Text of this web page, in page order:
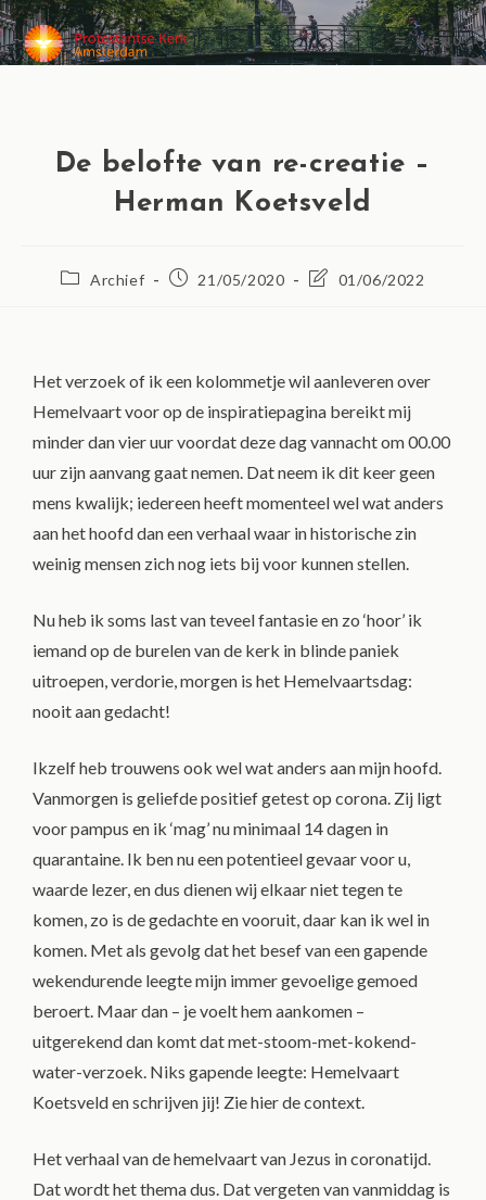
MENU
De belofte van re-creatie –
Herman Koetsveld
Archief 21/05/2020 01/06/2022
Het verzoek of ik een kolommetje wil aanleveren over
Hemelvaart voor op de inspiratiepagina bereikt mij
minder dan vier uur voordat deze dag vannacht om 00.00
uur zijn aanvang gaat nemen. Dat neem ik dit keer geen
mens kwalijk; iedereen heeft momenteel wel wat anders
aan het hoofd dan een verhaal waar in historische zin
weinig mensen zich nog iets bij voor kunnen stellen.
Nu heb ik soms last van teveel fantasie en zo ‘hoor’ ik
iemand op de burelen van de kerk in blinde paniek
uitroepen, verdorie, morgen is het Hemelvaartsdag:
nooit aan gedacht!
Ikzelf heb trouwens ook wel wat anders aan mijn hoofd.
Vanmorgen is geliefde positief getest op corona. Zij ligt
voor pampus en ik ‘mag’ nu minimaal 14 dagen in
quarantaine. Ik ben nu een potentieel gevaar voor u,
waarde lezer, en dus dienen wij elkaar niet tegen te
komen, zo is de gedachte en vooruit, daar kan ik wel in
komen. Met als gevolg dat het besef van een gapende
wekendurende leegte mijn immer gevoelige gemoed
beroert. Maar dan – je voelt hem aankomen –
uitgerekend dan komt dat met-stoom-met-kokend-
water-verzoek. Niks gapende leegte: Hemelvaart
Koetsveld en schrijven jij! Zie hier de context.
Het verhaal van de hemelvaart van Jezus in coronatijd.
Dat wordt het thema dus. Dat vergeten van vanmiddag is